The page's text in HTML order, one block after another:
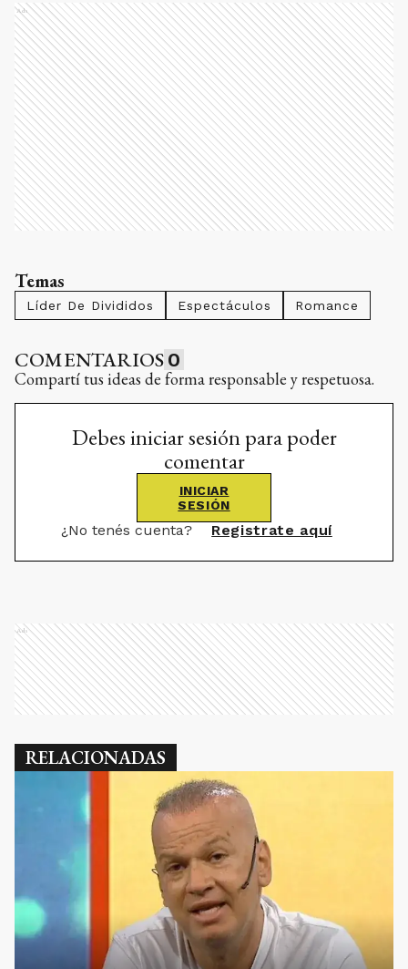
Ads
Temas
Líder De Divididos Espectáculos Romance
COMENTARIOS 0
Compartí tus ideas de forma responsable y respetuosa.
Debes iniciar sesión para poder
comentar
INICIAR
SESIÓN
¿No tenés cuenta? Registrate aquí
Ads
RELACIONADAS